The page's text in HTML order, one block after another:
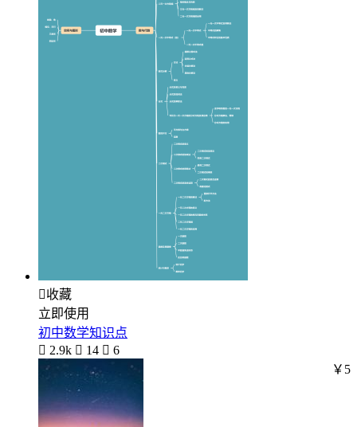
收藏
立即使用
初中数学知识点
 2.9k  14  6
￥5